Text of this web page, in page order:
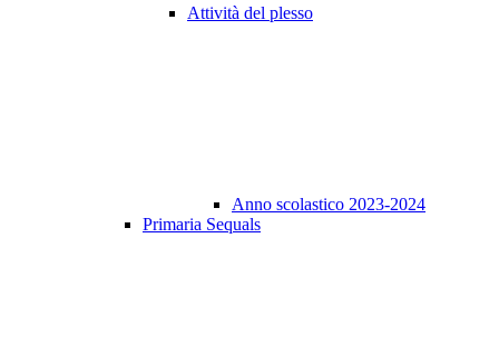
Attività del plesso
Anno scolastico 2023-2024
Primaria Sequals